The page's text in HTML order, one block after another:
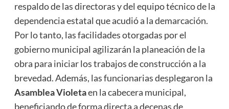
respaldo de las directoras y del equipo técnico de la
dependencia estatal que acudió a la demarcación.
Por lo tanto, las facilidades otorgadas por el
gobierno municipal agilizarán la planeación de la
obra para iniciar los trabajos de construcción a la
brevedad. Además, las funcionarias desplegaron la
Asamblea Violetaen la cabecera municipal,
beneficiando de forma directa a decenas de